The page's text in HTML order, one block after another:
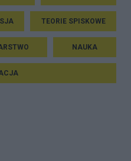
TEORIE SPISKOWE
NAUKA